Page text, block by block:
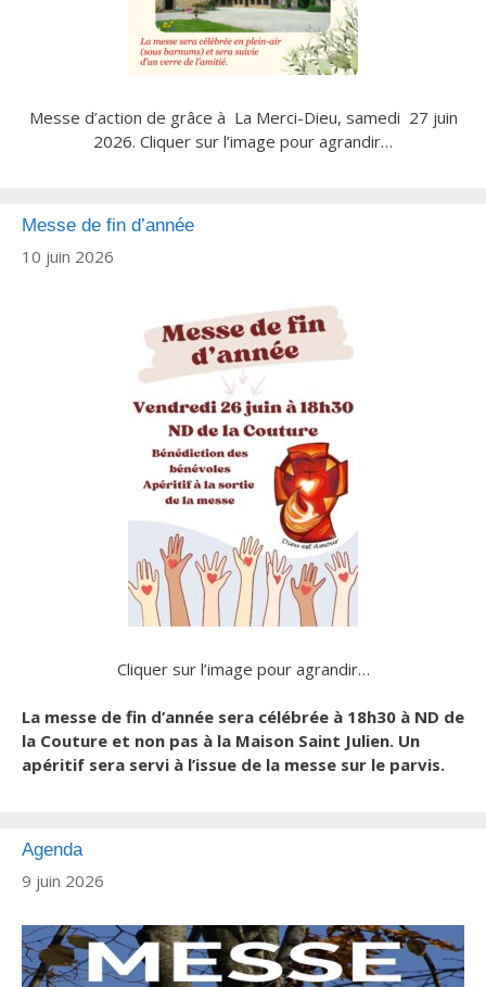
Messe d’action de grâce à La Merci-Dieu, samedi 27 juin
2026. Cliquer sur l’image pour agrandir…
Messe de fin d’année
10 juin 2026
Cliquer sur l’image pour agrandir…
La messe de fin d’année sera célébrée à 18h30 à ND de
la Couture et non pas à la Maison Saint Julien. Un
apéritif sera servi à l’issue de la messe sur le parvis.
Agenda
9 juin 2026